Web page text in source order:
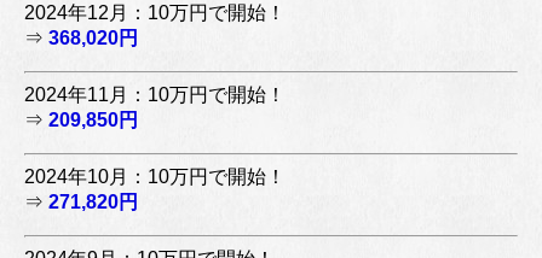
2024年12月：10万円で開始！
⇒ 368,020円
2024年11月：10万円で開始！
⇒ 209,850円
2024年10月：10万円で開始！
⇒ 271,820円